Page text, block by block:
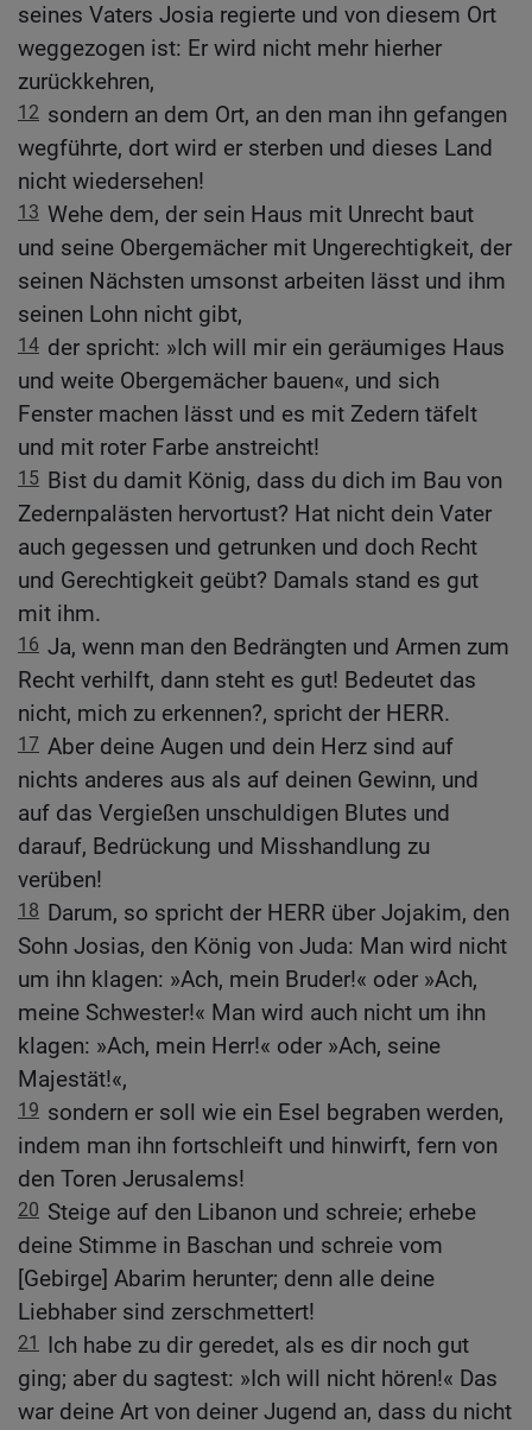
seines Vaters Josia regierte und von diesem Ort
weggezogen ist: Er wird nicht mehr hierher
zurückkehren,
12 sondern an dem Ort, an den man ihn gefangen
wegführte, dort wird er sterben und dieses Land
nicht wiedersehen!
13 Wehe dem, der sein Haus mit Unrecht baut
und seine Obergemächer mit Ungerechtigkeit, der
seinen Nächsten umsonst arbeiten lässt und ihm
seinen Lohn nicht gibt,
14 der spricht: »Ich will mir ein geräumiges Haus
und weite Obergemächer bauen«, und sich
Fenster machen lässt und es mit Zedern täfelt
und mit roter Farbe anstreicht!
15 Bist du damit König, dass du dich im Bau von
Zedernpalästen hervortust? Hat nicht dein Vater
auch gegessen und getrunken und doch Recht
und Gerechtigkeit geübt? Damals stand es gut
mit ihm.
16 Ja, wenn man den Bedrängten und Armen zum
Recht verhilft, dann steht es gut! Bedeutet das
nicht, mich zu erkennen?, spricht der HERR.
17 Aber deine Augen und dein Herz sind auf
nichts anderes aus als auf deinen Gewinn, und
auf das Vergießen unschuldigen Blutes und
darauf, Bedrückung und Misshandlung zu
verüben!
18 Darum, so spricht der HERR über Jojakim, den
Sohn Josias, den König von Juda: Man wird nicht
um ihn klagen: »Ach, mein Bruder!« oder »Ach,
meine Schwester!« Man wird auch nicht um ihn
klagen: »Ach, mein Herr!« oder »Ach, seine
Majestät!«,
19 sondern er soll wie ein Esel begraben werden,
indem man ihn fortschleift und hinwirft, fern von
den Toren Jerusalems!
20 Steige auf den Libanon und schreie; erhebe
deine Stimme in Baschan und schreie vom
[Gebirge] Abarim herunter; denn alle deine
Liebhaber sind zerschmettert!
21
Ich habe zu dir geredet, als es dir noch gut
ging; aber du sagtest: »Ich will nicht hören!« Das
war deine Art von deiner Jugend an, dass du nicht